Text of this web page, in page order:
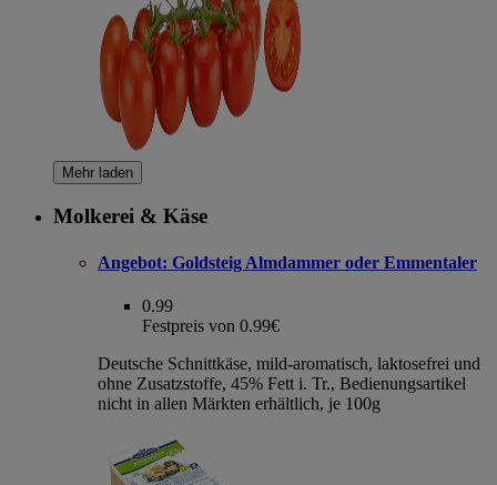
Mehr laden
Molkerei & Käse
Angebot: Goldsteig Almdammer oder Emmentaler
0.99
Festpreis von 0.99€
Deutsche Schnittkäse, mild-aromatisch, laktosefrei und
ohne Zusatzstoffe, 45% Fett i. Tr., Bedienungsartikel
nicht in allen Märkten erhältlich, je 100g